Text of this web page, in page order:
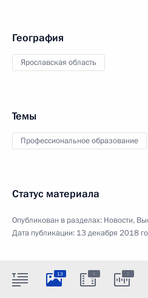
География
Ярославская область
Темы
Профессиональное образование
Статус материала
Опубликован в разделах: Новости,
Дата публикации: 13 декабря 2018
13 : :